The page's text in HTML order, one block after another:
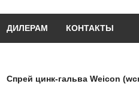
ДИЛЕРАМ КОНТАКТЫ
Спрей цинк-гальва Weicon